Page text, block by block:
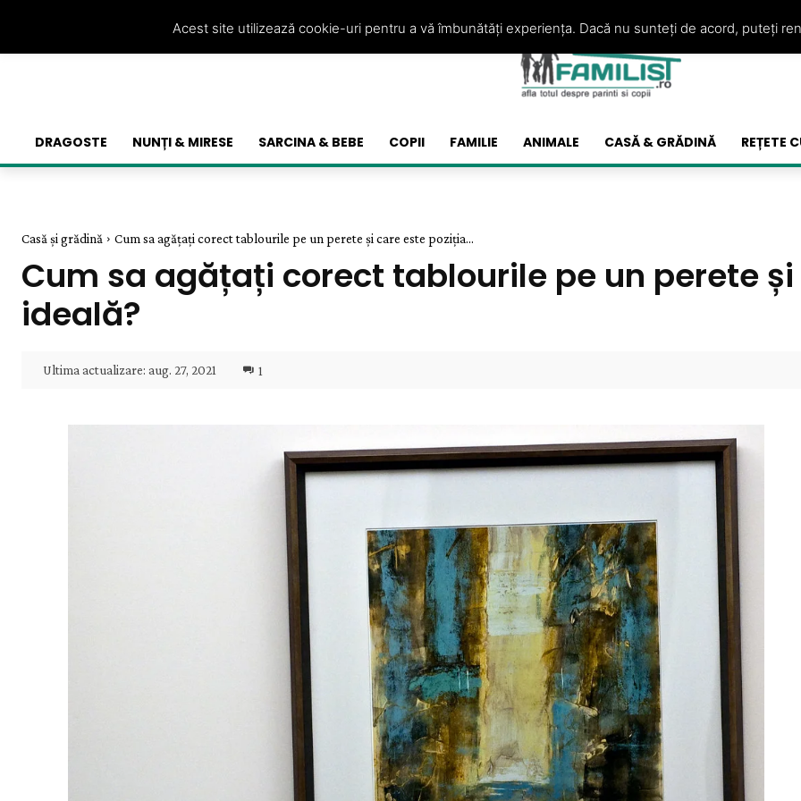
DRAGOSTE NUNȚI & MIRESE SARCINA & BEBE COPII FAMILIE ANIMALE CASĂ & GRĂDINĂ REȚETE
Casă și grădină Cum sa agățați corect tablourile pe un perete și care este poziția...
Cum sa agățați corect tablourile pe un perete
ideală?
Ultima actualizare: aug. 27, 2021 1
Acest site utilizează cookie-uri pentru a vă îmbunătăți experiența. Dacă nu sunteți de acord, puteți